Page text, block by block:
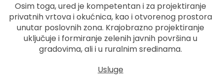
Osim toga, ured je kompetentan i za projektiranje
privatnih vrtova i okućnica, kao i otvorenog prostora
unutar poslovnih zona. Krajobrazno projektiranje
uključuje i formiranje zelenih javnih površina u
gradovima, ali i u ruralnim sredinama.
Usluge